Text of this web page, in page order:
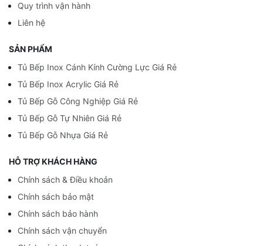
Quy trình vận hành
Liên hệ
SẢN PHẨM
Tủ Bếp Inox Cánh Kính Cường Lực Giá Rẻ
Tủ Bếp Inox Acrylic Giá Rẻ
Tủ Bếp Gỗ Công Nghiệp Giá Rẻ
Tủ Bếp Gỗ Tự Nhiên Giá Rẻ
Tủ Bếp Gỗ Nhựa Giá Rẻ
HỖ TRỢ KHÁCH HÀNG
Chính sách & Điều khoản
Chính sách bảo mật
Chính sách bảo hành
Chính sách vận chuyển